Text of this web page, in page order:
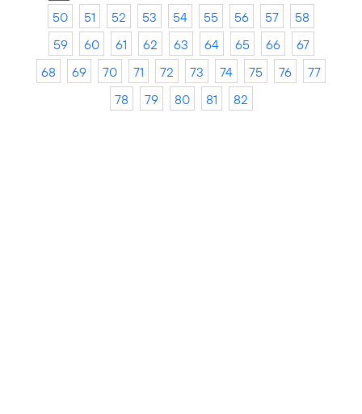
50
51 52 53 54 55 56 57
58
59
60 61 62 63 64 65 66
67
68
69 70 71 72 73 74 75 76
77
78
79 80 81 82